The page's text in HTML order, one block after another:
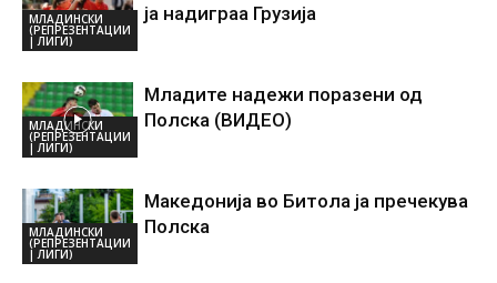
МЛАДИНСКИ
(РЕПРЕЗЕНТАЦИИ
| ЛИГИ)
ја надиграа Грузија
МЛАДИНСКИ
(РЕПРЕЗЕНТАЦИИ
| ЛИГИ)
Младите надежи поразени од
Полска (ВИДЕО)
МЛАДИНСКИ
(РЕПРЕЗЕНТАЦИИ
| ЛИГИ)
Македонија во Битола ја пречекува
Полска